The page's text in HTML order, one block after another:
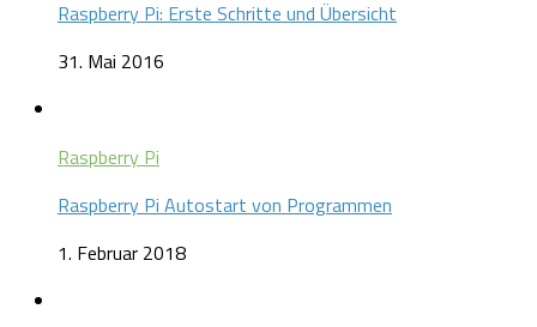
Raspberry Pi: Erste Schritte und Übersicht
31. Mai 2016
Raspberry Pi
Raspberry Pi Autostart von Programmen
1. Februar 2018